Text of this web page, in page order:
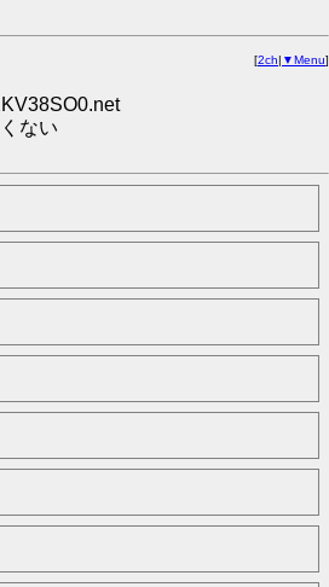
[2ch| ▼Menu]
ない